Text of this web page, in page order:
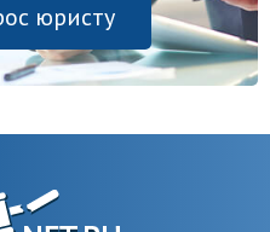
юристу